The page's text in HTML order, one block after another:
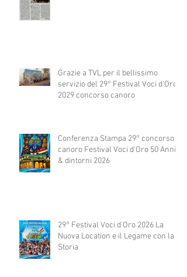
Grazie a TVL per il bellissimo
servizio del 29° Festival Voci d'Oro
2029 concorso canoro
Conferenza Stampa 29° concorso
canoro Festival Voci d'Oro 50 Anni
& dintorni 2026
29° Festival Voci d'Oro 2026 La
Nuova Location e il Legame con la
Storia